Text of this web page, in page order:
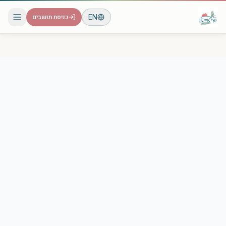
EN כניסת תושבים